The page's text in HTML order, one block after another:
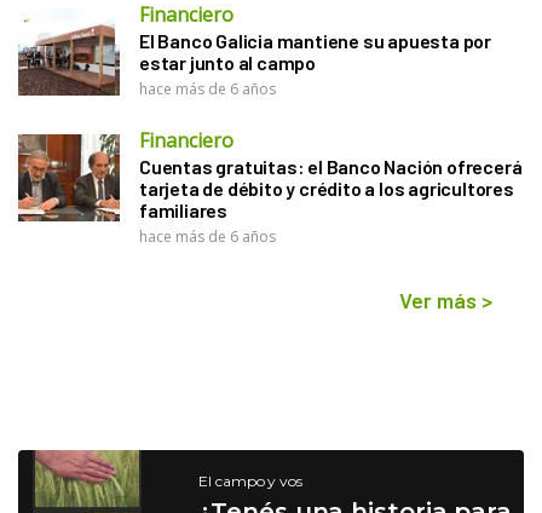
Financiero
El Banco Galicia mantiene su apuesta por
estar junto al campo
hace más de 6 años
Financiero
Cuentas gratuitas: el Banco Nación ofrecerá
tarjeta de débito y crédito a los agricultores
familiares
hace más de 6 años
Ver más >
El campo y vos